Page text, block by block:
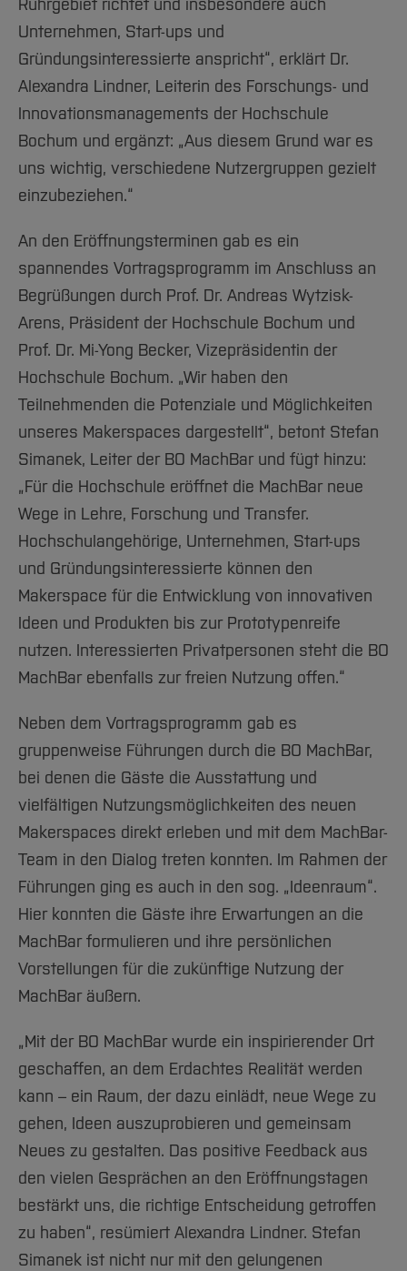
Ruhrgebiet richtet und insbesondere auch
Unternehmen, Start-ups und
Gründungsinteressierte anspricht“, erklärt Dr.
Alexandra Lindner, Leiterin des Forschungs- und
Innovationsmanagements der Hochschule
Bochum und ergänzt: „Aus diesem Grund war es
uns wichtig, verschiedene Nutzergruppen gezielt
einzubeziehen.“
An den Eröffnungsterminen gab es ein
spannendes Vortragsprogramm im Anschluss an
Begrüßungen durch Prof. Dr. Andreas Wytzisk-
Arens, Präsident der Hochschule Bochum und
Prof. Dr. Mi-Yong Becker, Vizepräsidentin der
Hochschule Bochum. „Wir haben den
Teilnehmenden die Potenziale und Möglichkeiten
unseres Makerspaces dargestellt“, betont Stefan
Simanek, Leiter der BO MachBar und fügt hinzu:
„Für die Hochschule eröffnet die MachBar neue
Wege in Lehre, Forschung und Transfer.
Hochschulangehörige, Unternehmen, Start-ups
und Gründungsinteressierte können den
Makerspace für die Entwicklung von innovativen
Ideen und Produkten bis zur Prototypenreife
nutzen. Interessierten Privatpersonen steht die BO
MachBar ebenfalls zur freien Nutzung offen.“
Neben dem Vortragsprogramm gab es
gruppenweise Führungen durch die BO MachBar,
bei denen die Gäste die Ausstattung und
vielfältigen Nutzungsmöglichkeiten des neuen
Makerspaces direkt erleben und mit dem MachBar-
Team in den Dialog treten konnten. Im Rahmen der
Führungen ging es auch in den sog. „Ideenraum“.
Hier konnten die Gäste ihre Erwartungen an die
MachBar formulieren und ihre persönlichen
Vorstellungen für die zukünftige Nutzung der
MachBar äußern.
„Mit der BO MachBar wurde ein inspirierender Ort
geschaffen, an dem Erdachtes Realität werden
kann – ein Raum, der dazu einlädt, neue Wege zu
gehen, Ideen auszuprobieren und gemeinsam
Neues zu gestalten. Das positive Feedback aus
den vielen Gesprächen an den Eröffnungstagen
bestärkt uns, die richtige Entscheidung getroffen
zu haben“, resümiert Alexandra Lindner. Stefan
Simanek ist nicht nur mit den gelungenen